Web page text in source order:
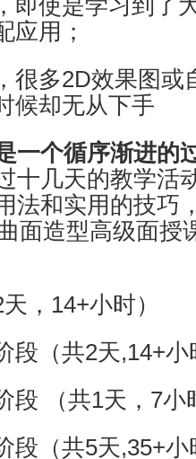
即使是学习到了
应用；
很多2D效果图或
候却无从下手
一个循序渐进的
十几天的教学活
法和实用的技巧
面造型高级面授
，14+小时）
段（共2天,14+小
段 （共1天，7小
段（共5天,35+小